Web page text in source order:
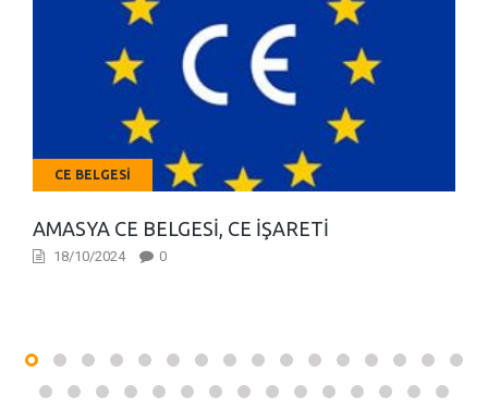
CE BELGESI
AMASYA CE BELGESI, CE İŞARETI
18/10/2024 0